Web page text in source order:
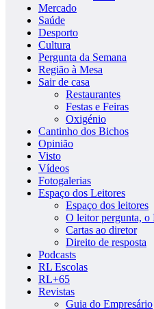
Mercado
Saúde
Desporto
Cultura
Pergunta da Semana
Região à Mesa
Sair de casa
Restaurantes
Festas e Feiras
Oxigénio
Cantinho dos Bichos
Opinião
Visto
Vídeos
Fotogalerias
Espaço dos Leitores
Espaço dos leitores
O leitor pergunta, o
Cartas ao diretor
Direito de resposta
Podcasts
RL Escolas
RL+65
Revistas
Guia do Empresário